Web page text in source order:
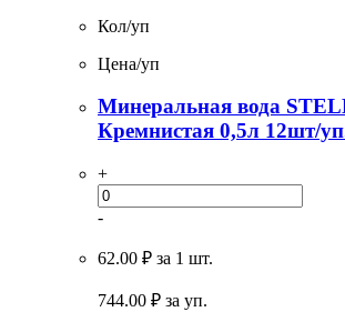
Кол/уп
Цена/уп
Минеральная вода
Кремнистая 0,5л 12шт/
+
-
62.00 ₽ за 1 шт.
744.00 ₽ за уп.